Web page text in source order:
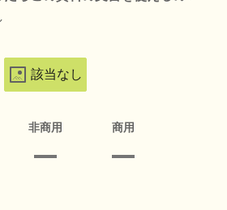
該当なし
非商用 商用